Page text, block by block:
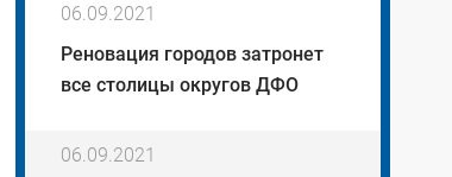
Реновация городов затронет
все столицы округов ДФО
06.09.2021
06.09.2021